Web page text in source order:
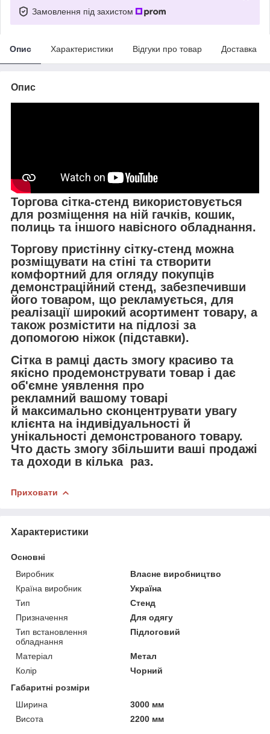
Замовлення під захистом
Опис Характеристики Відгуки про товар Доставка
Опис
Торгова сітка-стенд використовується
для розміщення на ній гачків, кошик,
полиць та іншого навісного обладнання.
Торгову пристінну сітку-стенд можна
розміщувати на стіні тастворити
комфортний для огляду покупців
демонстраційний стенд, забезпечивши
його товаром, що рекламується, для
реалізації широкий асортимент товару, а
також розмістити на підлозі за
допомогою ніжок (підставки).
Сітка в рамці дасть змогу красиво та
якісно продемонструвати товар і дає
об'ємне уявлення про
рекламний вашому товарі
й максимально сконцентрувати увагу
клієнта на індивідуальності й
унікальності демонстрованого товару.
Что дасть змогу збільшити ваші продажі
та доходи в кілька раз.
Приховати
Характеристики
Основні
Виробник
Власне виробництво
Країна виробник
Україна
Тип
Стенд
Призначення
Для одягу
Тип встановлення
обладнання
Підлоговий
Матеріал
Метал
Колір
Чорний
Габаритні розміри
Ширина
3000 мм
Висота
2200 мм